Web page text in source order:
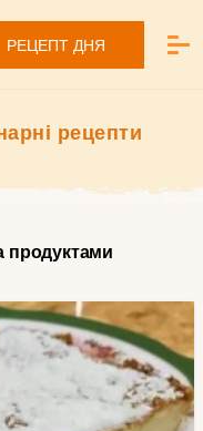
РЕЦЕПТ ДНЯ
рецепти
продуктами